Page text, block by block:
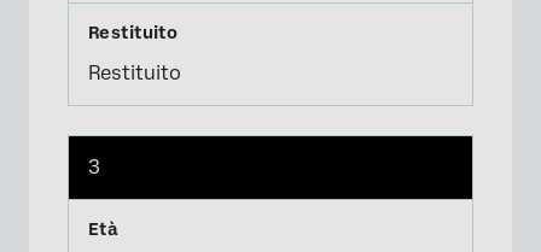
Restituito
3